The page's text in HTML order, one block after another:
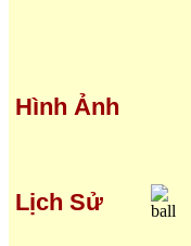
Hình Ảnh
Lịch Sử